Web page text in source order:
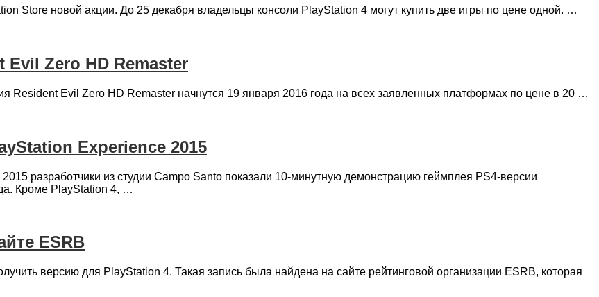
Store новой акции. До 25 декабря владельцы консоли PlayStation 4 могут купить две игры по цене одной. …
Zero HD Remaster
Resident Evil Zero HD Remaster начнутся 19 января 2016 года на всех заявленных платформах по цене в 20 …
Experience 2015
разработчики из студии Campo Santo показали 10-минутную демонстрацию геймплея PS4-версии
Кроме PlayStation 4, …
ESRB
версию для PlayStation 4. Такая запись была найдена на сайте рейтинговой организации ESRB, которая